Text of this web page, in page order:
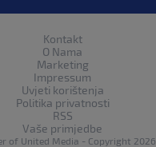
Kontakt
O Nama
Marketing
Impressum
Uvjeti korištenja
Politika privatnosti
RSS
Vaše primjedbe
of United Media - Copyright 2026